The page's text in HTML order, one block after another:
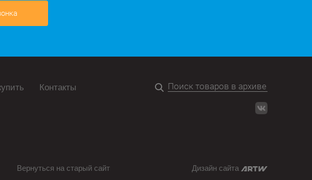
Контакты
Вернуться на старый сайт Дизайн сайта